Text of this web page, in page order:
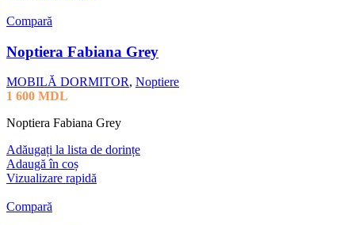
Compară
Noptiera Fabiana Grey
MOBILĂ DORMITOR, Noptiere
1 600 MDL
Noptiera Fabiana Grey
Adăugați la lista de dorințe
Adaugă în coș
Vizualizare rapidă
Compară